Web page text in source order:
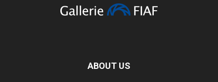
ABOUT US